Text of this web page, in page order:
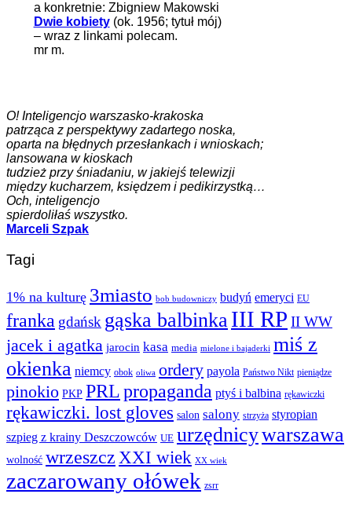
a konkretnie: Zbigniew Makowski
Dwie kobiety(ok. 1956; tytuł mój)
– wraz z linkami polecam.
mr m.
O! Inteligencjo warszasko-krakoska
patrząca z perspektywy zadartego noska,
oparta na błędnych przesłankach i wnioskach;
lansowana w kioskach
tudzież przy śniadaniu, w jakiejś telewizji
między kucharzem, księdzem i pedikirzystką…
Och, inteligencjo
spierdoliłaś wszystko.
Marceli Szpak
Tagi
1% na kulturę 3miasto bob budowniczy budyń emeryci EU
franka gdańsk gąska balbinka III RP II WW
jacek i agatka jarocin kasa media mielone i bajaderki miś z
okienka niemcy obok oliwa ordery payola Państwo Nikt pieniądze
pinokio PKP PRLpropaganda ptyś i balbina rękawiczki
rękawiczki. lost gloves salon salony strzyża styropian
szpieg z krainy Deszczowców UE urzędnicywarszawa
wolność wrzeszcz XXI wiek XX wiek
zaczarowany ołówek zsrr